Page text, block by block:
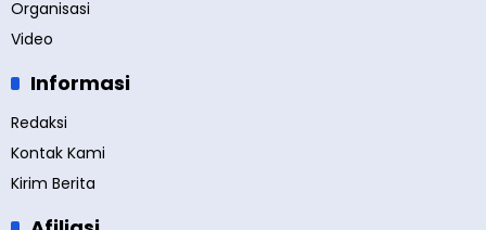
Organisasi
Video
Informasi
Redaksi
Kontak Kami
Kirim Berita